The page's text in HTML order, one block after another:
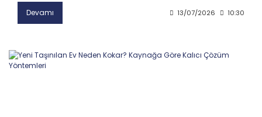
Devamı 13/07/2026 10:30